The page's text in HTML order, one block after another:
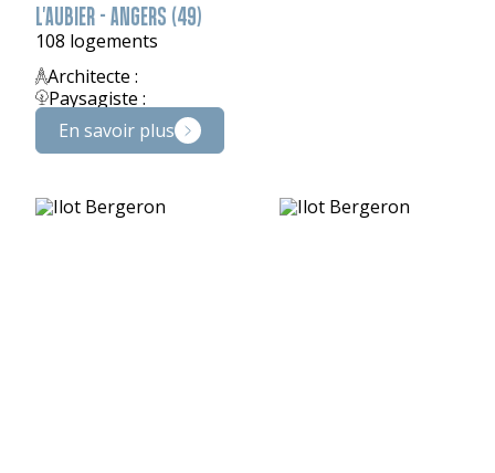
L'AUBIER - ANGERS (49)
108 logements
Architecte :
Paysagiste :
En savoir plus